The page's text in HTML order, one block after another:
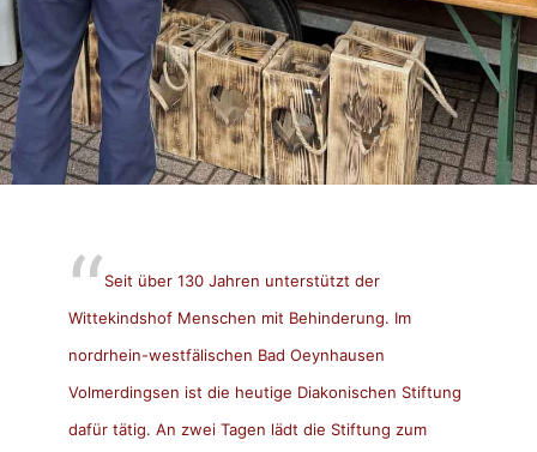
Seit über 130 Jahren unterstützt der
Wittekindshof Menschen mit Behinderung. Im
nordrhein-westfälischen Bad Oeynhausen
Volmerdingsen ist die heutige Diakonischen Stiftung
dafür tätig. An zwei Tagen lädt die Stiftung zum